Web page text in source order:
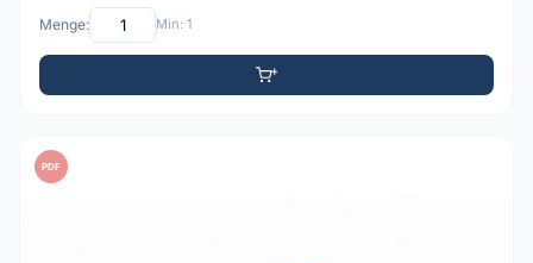
Menge: Min: 1
PDF